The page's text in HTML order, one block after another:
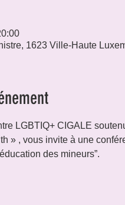
1623 Ville-Haute
LGBTIQ+ CIGALE
» , vous invite à une
des mineurs”.